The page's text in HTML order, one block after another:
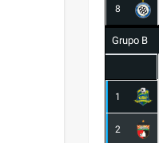
8
Grupo B
1
2